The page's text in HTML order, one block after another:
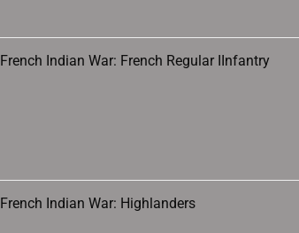
French Indian War: French Regular IInfantry
French Indian War: Highlanders